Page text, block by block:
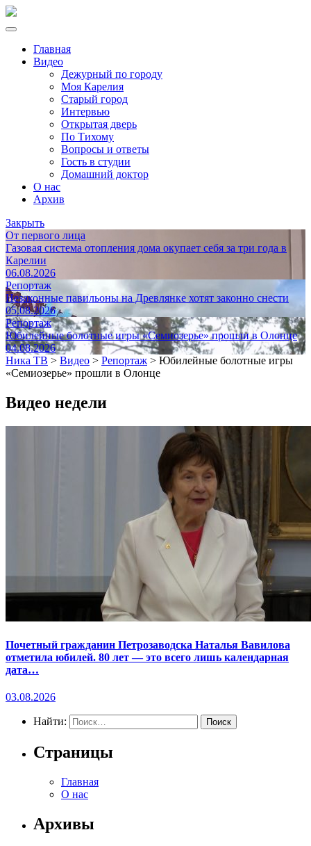
Главная
Видео
Дежурный по городу
Моя Карелия
Старый город
Интервью
Открытая дверь
По Тихому
Вопросы и ответы
Гость в студии
Домашний доктор
О нас
Архив
Закрыть
От первого лица
Газовая система отопления дома окупает себя за три года в
Карелии
06.08.2026
Репортаж
Незаконные павильоны на Древлянке хотят законно снести
05.08.2026
Репортаж
Юбилейные болотные игры «Семиозерье» прошли в Олонце
04.08.2026
Ника ТВ > Видео > Репортаж > Юбилейные болотные игры
«Семиозерье» прошли в Олонце
Видео недели
Почетный гражданин Петрозаводска Наталья Вавилова
отметила юбилей. 80 лет — это всего лишь календарная
дата…
03.08.2026
Найти:
Страницы
Главная
О нас
Архивы